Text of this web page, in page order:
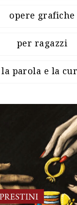
opere grafiche
per ragazzi
la parola e la